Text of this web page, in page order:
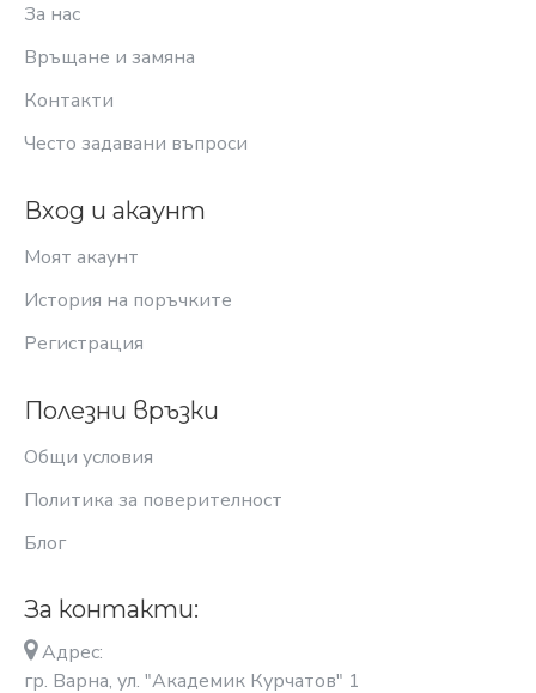
За нас
Връщане и замяна
Контакти
Често задавани въпроси
Вход и акаунт
Моят акаунт
История на поръчките
Регистрация
Полезни връзки
Общи условия
Политика за поверителност
Блог
За контакти:
Адрес:
гр. Варна, ул. "Академик Курчатов" 1